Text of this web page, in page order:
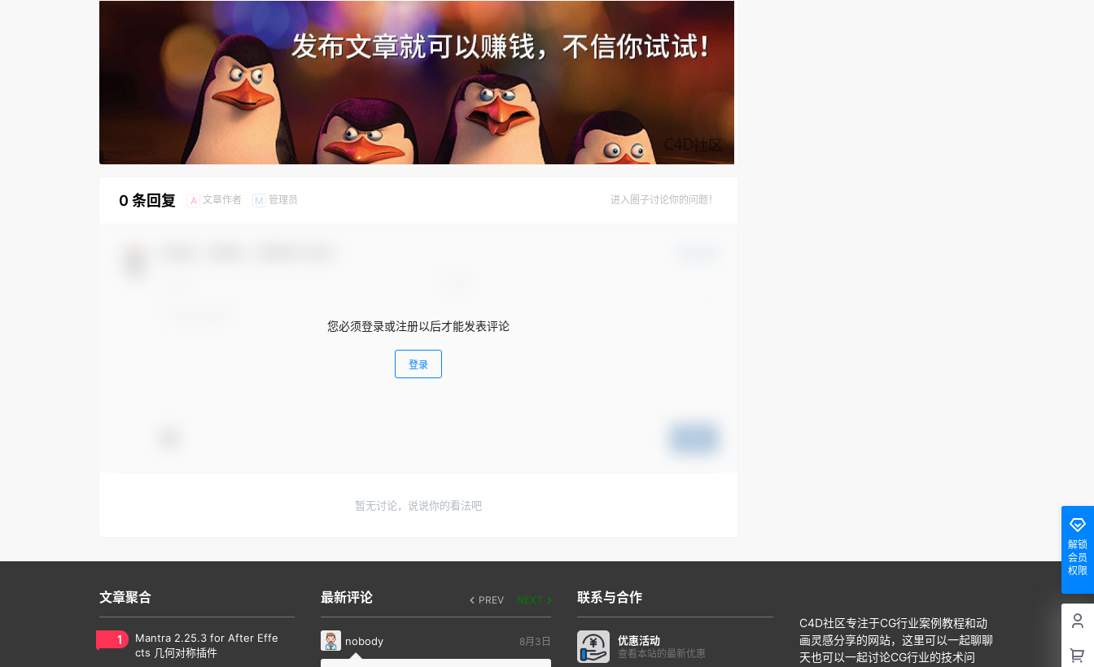
0 条回复 A 文章作者 M 管理员 进入圈子讨论你的问题！
您必须登录或注册以后才能发表评论
登录
暂无讨论，说说你的看法吧
解锁
会员
权限
文章聚合
1
Mantra 2.25.3 for After Effe
cts 几何对称插件
最新评论 PREV NEXT
nobody 8月3日
联系与合作
优惠活动
查看本站的最新优惠
C4D社区专注于CG行业案例教程和动
画灵感分享的网站，这里可以一起聊聊
天也可以一起讨论CG行业的技术问